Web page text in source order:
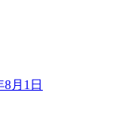
8月1日